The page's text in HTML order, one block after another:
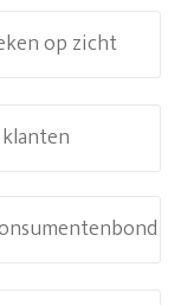
op zicht